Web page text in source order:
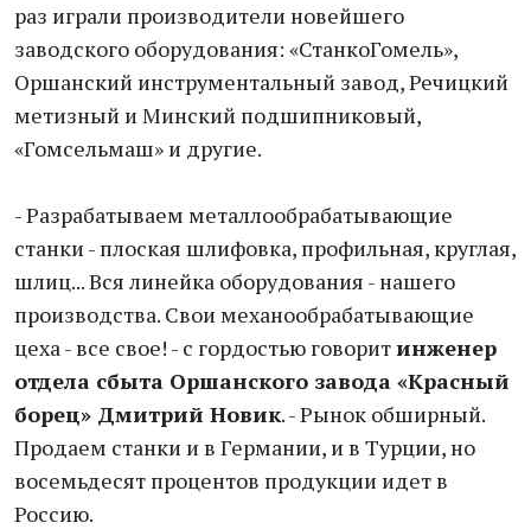
раз играли производители новейшего
заводского оборудования: «СтанкоГомель»,
Оршанский инструментальный завод, Речицкий
метизный и Минский подшипниковый,
«Гомсельмаш» и другие.
- Разрабатываем металлообрабатывающие
станки - плоская шлифовка, профильная, круглая,
шлиц... Вся линейка оборудования - нашего
производства. Свои механообрабатывающие
цеха - все свое! - с гордостью говоритинженер
отдела сбыта Оршанского завода «Красный
борец» Дмитрий Новик. - Рынок обширный.
Продаем станки и в Германии, и в Турции, но
восемьдесят процентов продукции идет в
Россию.